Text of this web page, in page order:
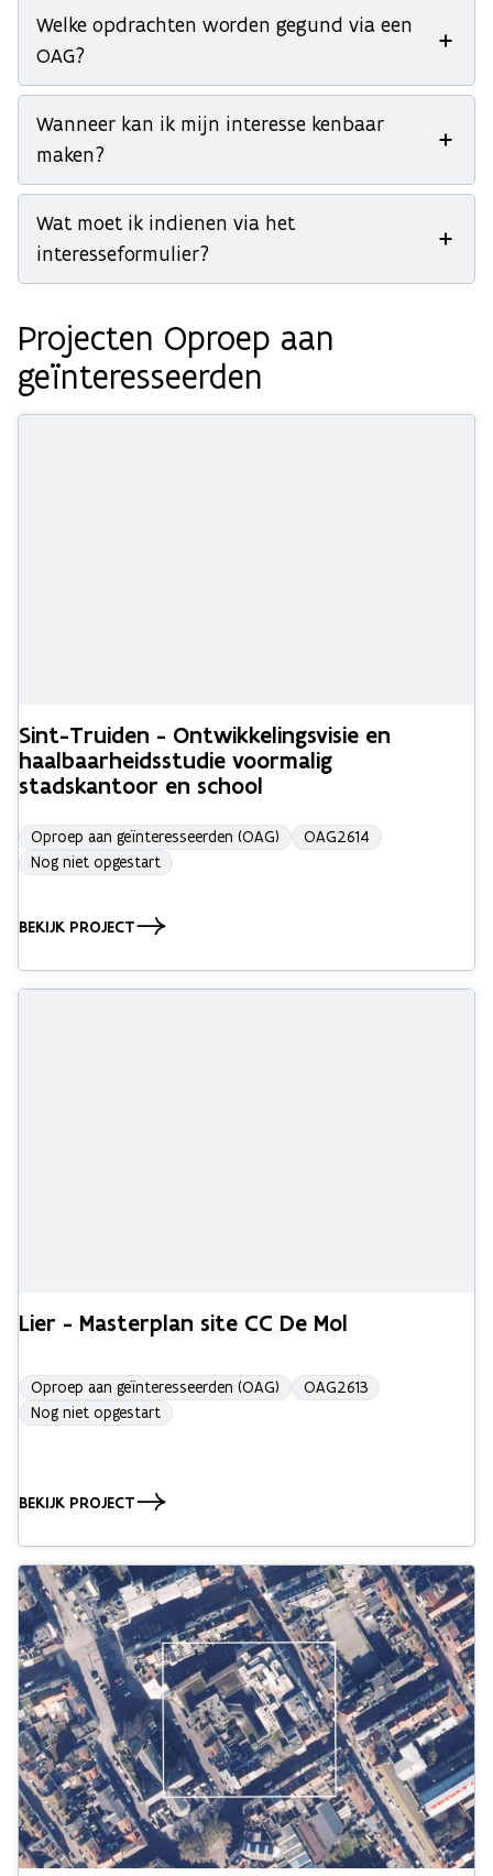
Welke opdrachten worden gegund via een
OAG?
Wanneer kan ik mijn interesse kenbaar
maken?
Wat moet ik indienen via het
interesseformulier?
Projecten Oproep aan
geïnteresseerden
Sint-Truiden - Ontwikkelingsvisie en
haalbaarheidsstudie voormalig
stadskantoor en school
Oproep aan geïnteresseerden (OAG)
OAG2614
Nog niet opgestart
BEKIJK PROJECT
Lier - Masterplan site CC De Mol
Oproep aan geïnteresseerden (OAG)
OAG2613
Nog niet opgestart
BEKIJK PROJECT